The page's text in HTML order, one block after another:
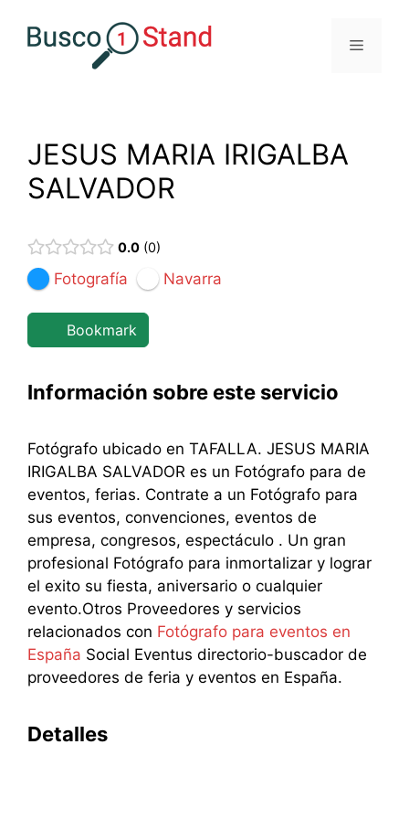
Menú
JESUS MARIA IRIGALBA
SALVADOR
0.0 0
Fotografía Navarra
Bookmark
Información sobre este servicio
Fotógrafo ubicado en TAFALLA. JESUS MARIA
IRIGALBA SALVADOR es un Fotógrafo para de
eventos, ferias. Contrate a un Fotógrafo para
sus eventos, convenciones, eventos de
empresa, congresos, espectáculo . Un gran
profesional Fotógrafo para inmortalizar y lograr
el exito su fiesta, aniversario o cualquier
evento.Otros Proveedores y servicios
relacionados con Fotógrafo para eventos en
España Social Eventus directorio-buscador de
proveedores de feria y eventos en España.
Detalles